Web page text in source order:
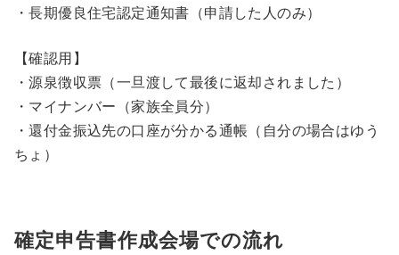
・長期優良住宅認定通知書（申請した人のみ）
【確認用】
・源泉徴収票（一旦渡して最後に返却されました）
・マイナンバー（家族全員分）
・還付金振込先の口座が分かる通帳（自分の場合はゆう
ちょ）
確定申告書作成会場での流れ